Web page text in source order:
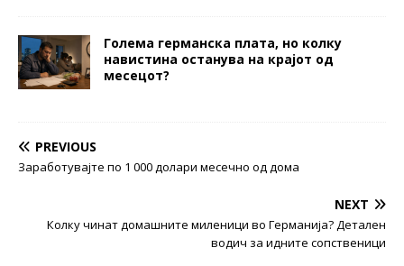
Голема германска плата, но колку
навистина останува на крајот од
месецот?
PREVIOUS
Заработувајте по 1 000 долари месечно од дома
NEXT
Колку чинат домашните миленици во Германија? Детален
водич за идните сопственици